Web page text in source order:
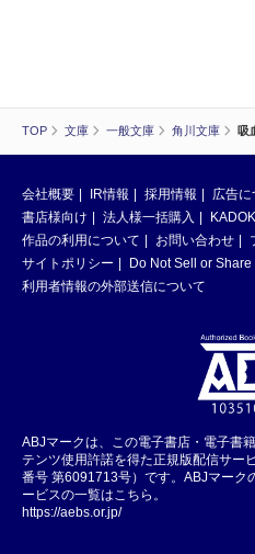
TOP 文庫 一般文庫 角川文庫 吸
会社概要 IR情報 採用情報 広告に
書店様向け
法人様一括購入
作品の利用について
お問い合わせ
サイトポリシー
Do Not Sell or
利用者情報の外部送信について
ABJマークは、この電子書店・電子書
テンツ使用許諾を得た正規版配信サー
番号 第6091713号）です。ABJマーク
ービスの一覧はこちら。
https://aebs.or.jp/